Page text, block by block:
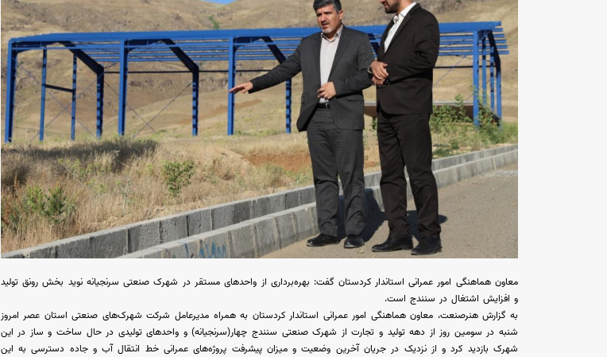
معاون هماهنگی امور عمرانی استاندار کردستان گفت: بهره‌برداری از واحدهای مستقر در شهرک صنعتی سرنجیانه نوید بخش رونق تولید
و افزایش اشتغال در سنندج است.
به گزارش هنرصنعت، معاون هماهنگی امور عمرانی استاندار کردستان به همراه مدیرعامل شرکت شهرک‌های صنعتی استان عصر امروز
شنبه در سومین روز از دهه تولید و تجارت از شهرک صنعتی سنندج چهار(سرنجیانه) و واحدهای تولیدی در حال ساخت و ساز در این
شهرک بازدید کرد و از نزدیک در جریان آخرین وضعیت و میزان‌ پیشرفت پروژه‌های عمرانی خط انتقال آب و جاده دسترسی به این